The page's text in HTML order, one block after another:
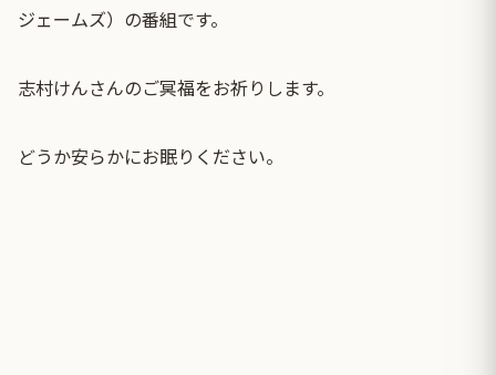
ジェームズ）の番組です。
志村けんさんのご冥福をお祈りします。
どうか安らかにお眠りください。